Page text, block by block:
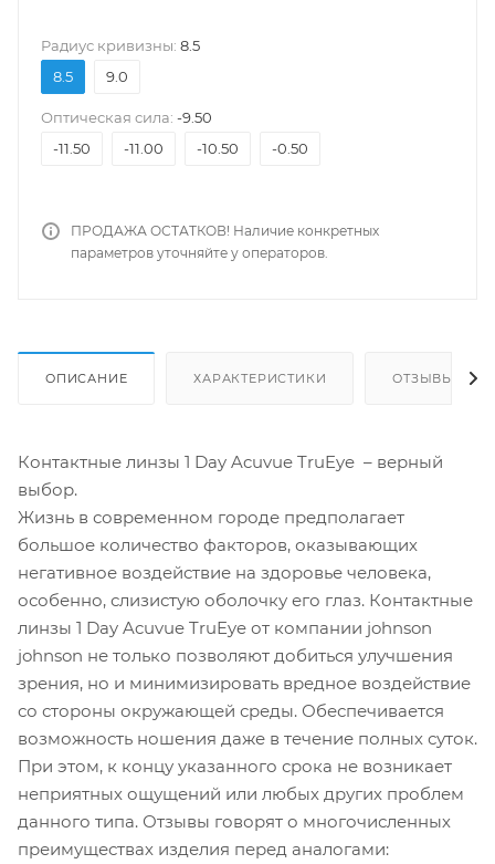
Pадиус кривизны: 8.5
8.5
9.0
Оптическая сила: -9.50
-11.50
-11.00 -10.50 -0.50
ПРОДАЖА ОСТАТКОВ! Наличие конкретных
параметров уточняйте у операторов.
ОПИСАНИЕ ХАРАКТЕРИСТИКИ ОТЗЫВЫ
Контактные линзы 1 Day Acuvue TruEye – верный
выбор.
Жизнь в современном городе предполагает
большое количество факторов, оказывающих
негативное воздействие на здоровье человека,
особенно, слизистую оболочку его глаз. Контактные
линзы 1 Day Acuvue TruEye от компании johnson
johnson не только позволяют добиться улучшения
зрения, но и минимизировать вредное воздействие
со стороны окружающей среды. Обеспечивается
возможность ношения даже в течение полных суток.
При этом, к концу указанного срока не возникает
неприятных ощущений или любых других проблем
данного типа. Отзывы говорят о многочисленных
преимуществах изделия перед аналогами: